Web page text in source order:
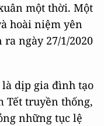
một thời. Một
hoài niệm yên
ngày 27/1/2020
là dịp gia đình tạo
Tết truyền thống,
những tục lệ